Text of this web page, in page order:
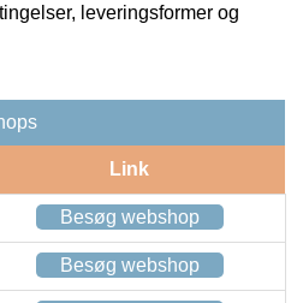
leveringsformer og
Link
Besøg webshop
Besøg webshop